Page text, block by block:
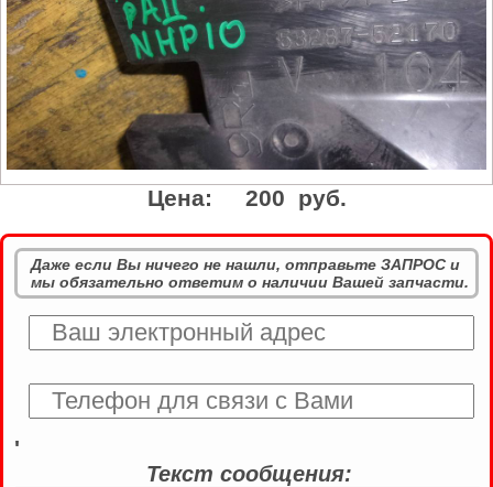
Цена: 200 руб.
Даже если Вы ничего не нашли, отправьте ЗАПРОС и
мы обязательно ответим о наличии Вашей запчасти.
'
Текст сообщения: